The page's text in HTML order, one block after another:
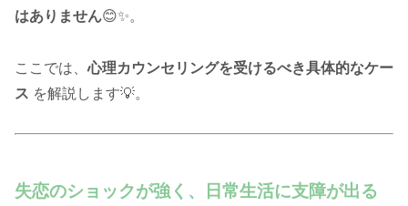
はありません😊✨。
ここでは、心理カウンセリングを受けるべき具体的なケー
ス を解説します💡。
失恋のショックが強く、日常生活に支障が出る